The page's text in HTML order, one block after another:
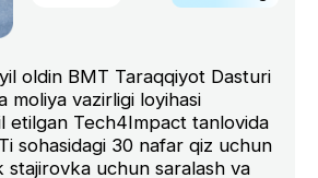
-12%
yozilishni bilmayotgan
- qayta aloqaga chiqamiz.